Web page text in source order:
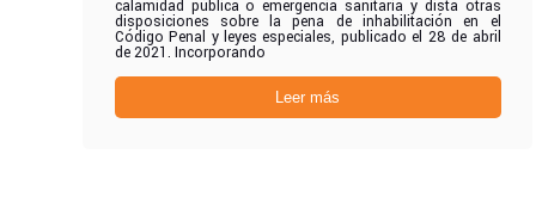
calamidad pública o emergencia sanitaria y dista otras
disposiciones sobre la pena de inhabilitación en el
Código Penal y leyes especiales, publicado el 28 de abril
de 2021. Incorporando
Leer más